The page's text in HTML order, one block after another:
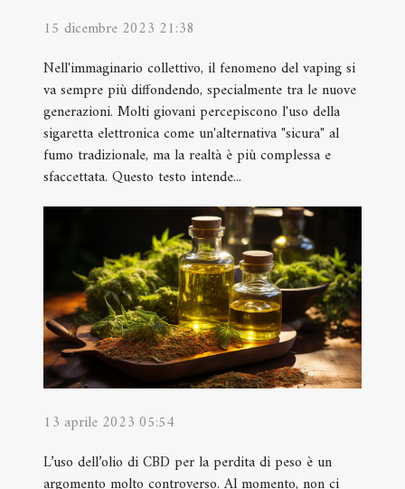
15 dicembre 2023 21:38
Nell'immaginario collettivo, il fenomeno del vaping si
va sempre più diffondendo, specialmente tra le nuove
generazioni. Molti giovani percepiscono l'uso della
sigaretta elettronica come un'alternativa "sicura" al
fumo tradizionale, ma la realtà è più complessa e
sfaccettata. Questo testo intende...
13 aprile 2023 05:54
L’uso dell’olio di CBD per la perdita di peso è un